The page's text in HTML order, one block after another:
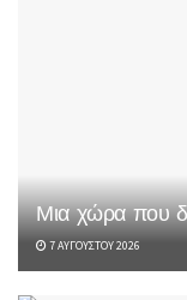
Μια χώρα που
7 ΑΥΓΟΎΣΤΟΥ 2026